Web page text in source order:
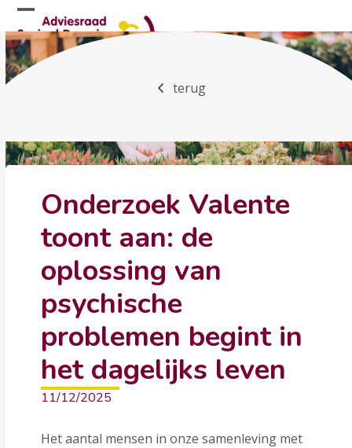
Skip
to
content
Open
mobile
menu
Close
mobile
menu
terug
Onderzoek Valente
toont aan: de
oplossing van
psychische
problemen begint in
het dagelijks leven
11/12/2025
Het aantal mensen in onze samenleving met